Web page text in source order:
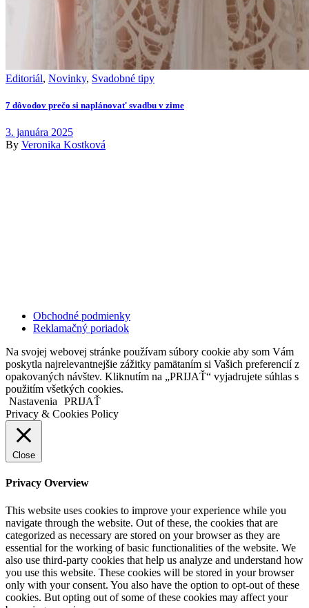
Editoriál, Novinky, Svadobné tipy
7 dôvodov prečo si naplánovať svadbu v zime
3. januára 2025
By Veronika Kostková
Obchodné podmienky
Reklamačný poriadok
Na svojej webovej stránke používam súbory cookie aby som Vám
poskytla najrelevantnejšie zážitky pamätaním si Vašich preferencií z
opakovaných návštev. Kliknutím na „PRIJAŤ“ vyjadrujete súhlas s
použitím všetkých cookies.
Nastavenia
PRIJAŤ
Privacy & Cookies Policy
Close
Privacy Overview
This website uses cookies to improve your experience while you
navigate through the website. Out of these, the cookies that are
categorized as necessary are stored on your browser as they are
essential for the working of basic functionalities of the website. We
also use third-party cookies that help us analyze and understand how
you use this website. These cookies will be stored in your browser
only with your consent. You also have the option to opt-out of these
cookies. But opting out of some of these cookies may affect your